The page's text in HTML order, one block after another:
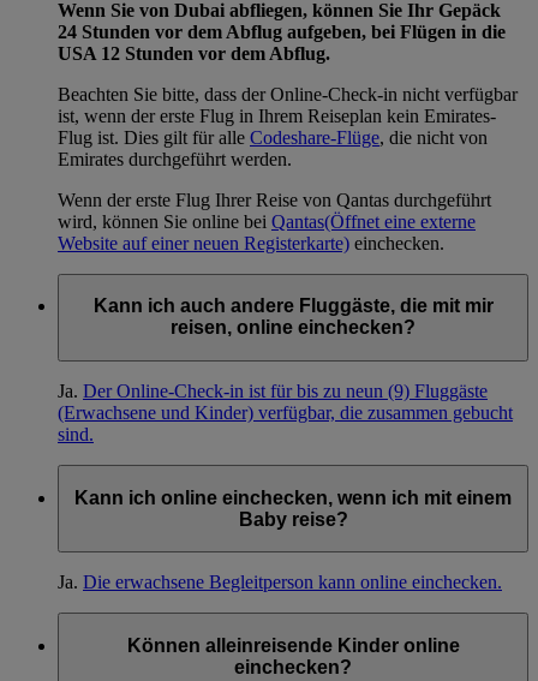
Wenn Sie von Dubai abfliegen, können Sie Ihr Gepäck
24 Stunden vor dem Abflug aufgeben, bei Flügen in die
USA 12 Stunden vor dem Abflug.
Beachten Sie bitte, dass der Online-Check-in nicht verfügbar
ist, wenn der erste Flug in Ihrem Reiseplan kein Emirates-
Flug ist. Dies gilt für alle Codeshare-Flüge, die nicht von
Emirates durchgeführt werden.
Wenn der erste Flug Ihrer Reise von Qantas durchgeführt
wird, können Sie online bei Qantas(Öffnet eine externe
Website auf einer neuen Registerkarte) einchecken.
Kann ich auch andere Fluggäste, die mit mir
reisen, online einchecken?
Ja. Der Online-Check-in ist für bis zu neun (9) Fluggäste
(Erwachsene und Kinder) verfügbar, die zusammen gebucht
sind.
Kann ich online einchecken, wenn ich mit einem
Baby reise?
Ja. Die erwachsene Begleitperson kann online einchecken.
Können alleinreisende Kinder online
einchecken?